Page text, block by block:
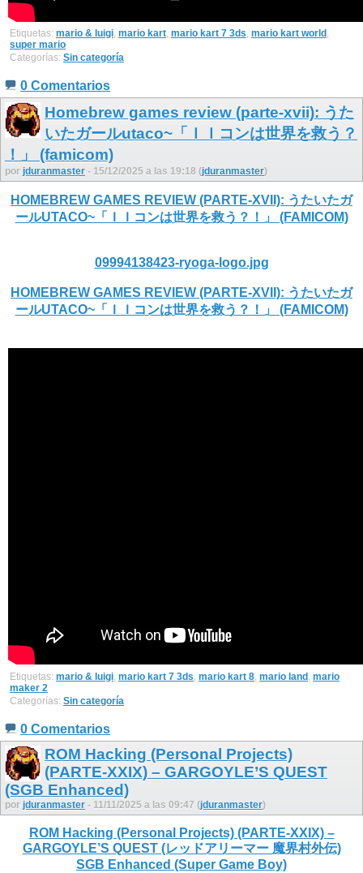
Etiquetas: mario & luigi, mario kart, mario kart 7 3ds, mario kart world,
super mario
Categorías: Sin categoría
0 Comentarios
Homebrew games review (parte-xvii): うた
いたガールutaco~「ＩＩコンは世界を救う？
！」 (famicom)
por jduranmaster - 15/12/2025 a las 19:18 (jduranmaster)
HOMEBREW GAMES REVIEW (PARTE-XVII): うたいたガ
ールUTACO~「ＩＩコンは世界を救う？！」 (FAMICOM)
09994138423-ryoga-logo.jpg
HOMEBREW GAMES REVIEW (PARTE-XVII): うたいたガ
ールUTACO~「ＩＩコンは世界を救う？！」 (FAMICOM)
Etiquetas: mario & luigi mario kart 7 3ds mario kart 8 mario land mario
maker 2
Categorías: Sin categoría
0 Comentarios
ROM Hacking (Personal Projects)
(PARTE-XXIX) – GARGOYLE’S QUEST
(SGB Enhanced)
por jduranmaster - 11/11/2025 a las 09:47 (jduranmaster)
ROM Hacking (Personal Projects) (PARTE-XXIX) –
GARGOYLE’S QUEST (レッドアリーマー 魔界村外伝)
SGB Enhanced (Super Game Boy)